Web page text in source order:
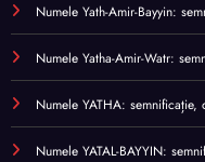
Numele Yath-Amir-Bayyin:
Numele Yatha-Amir-Watr:
Numele YATHA:
Numele YATAL-BAYYIN: